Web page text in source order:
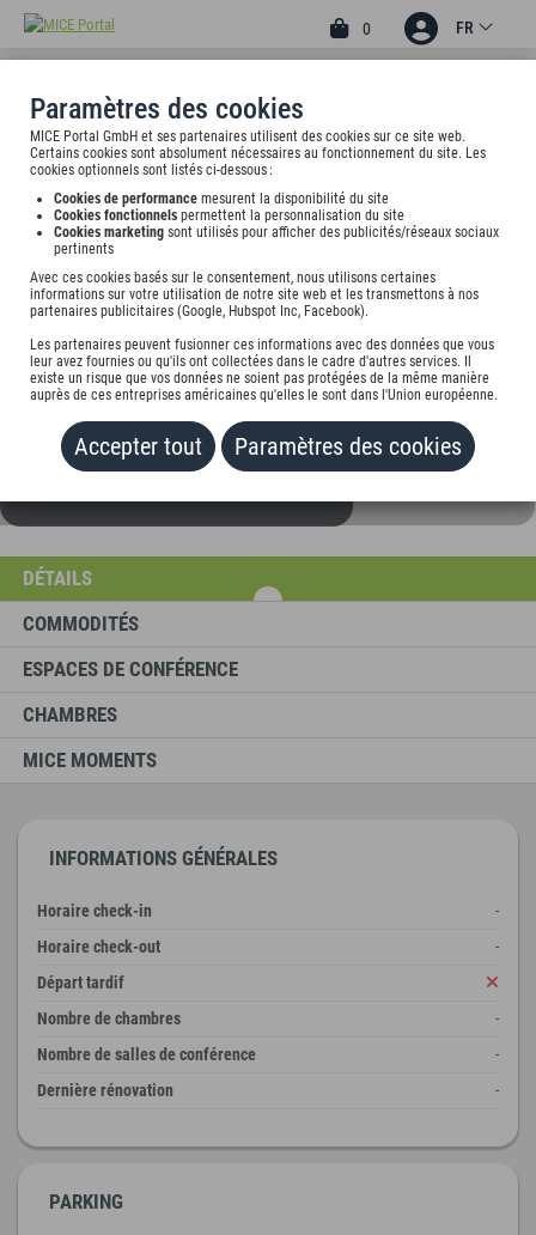
Paramètres des cookies
MICE Portal GmbH et ses partenaires utilisent des cookies sur ce site web.
Certains cookies sont absolument nécessaires au fonctionnement du site. Les
cookies optionnels sont listés ci-dessous :
Cookies de performance mesurent la disponibilité du site
Cookies fonctionnels permettent la personnalisation du site
Cookies marketing sont utilisés pour afficher des publicités/réseaux sociaux
pertinents
Avec ces cookies basés sur le consentement, nous utilisons certaines
informations sur votre utilisation de notre site web et les transmettons à nos
partenaires publicitaires (Google, Hubspot Inc, Facebook).
Les partenaires peuvent fusionner ces informations avec des données que vous
leur avez fournies ou qu'ils ont collectées dans le cadre d'autres services. Il
existe un risque que vos données ne soient pas protégées de la même manière
auprès de ces entreprises américaines qu'elles le sont dans l'Union européenne.
Accepter tout Paramètres des cookies
0 FR
HOTEL BÄUMLE
Kohlgasse 6, 89073 Ulm, undefined
Tarif sur demande
AJOUTER AU
PORTEFEUILLE
DÉTAILS
COMMODITÉS
ESPACES DE CONFÉRENCE
CHAMBRES
MICE MOMENTS
INFORMATIONS GÉNÉRALES
Horaire check-in
-
Horaire check-out
-
Départ tardif
Nombre de chambres
-
Nombre de salles de conférence
-
Dernière rénovation
-
PARKING